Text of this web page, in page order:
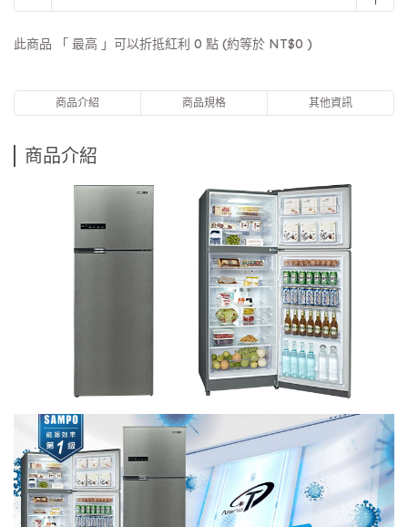
此商品 「 最高 」可以折抵紅利 0 點 (約等於 NT$0 )
商品介紹 商品規格 其他資訊
商品介紹